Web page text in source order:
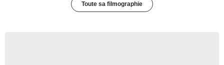
Toute sa filmographie